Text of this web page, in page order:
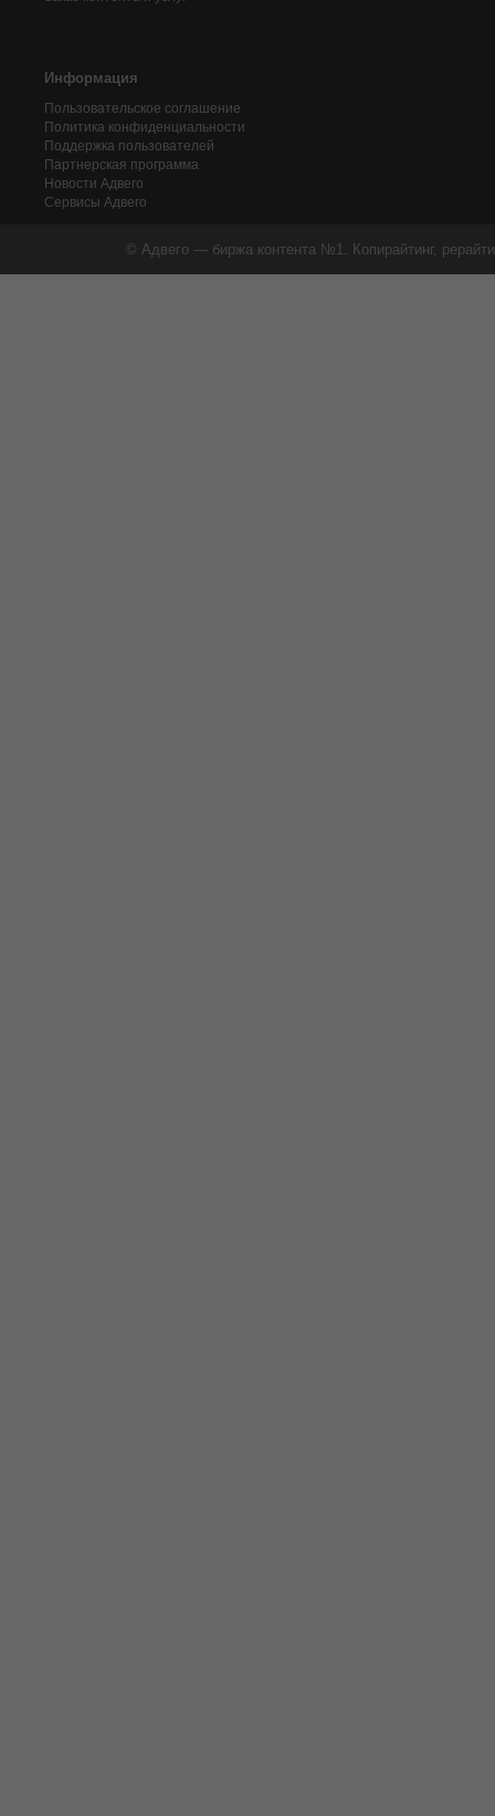
Информация
Пользовательское соглашение
Политика конфиденциальности
Поддержка пользователей
Партнерская программа
Новости Адвего
Сервисы Адвего
© Адвего — биржа контента №1. Копирайтинг,